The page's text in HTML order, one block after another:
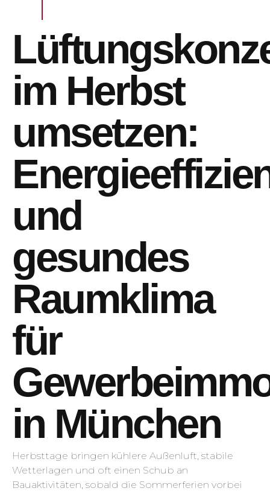
im Herbst
umsetzen:
und
gesundes
Raumklima
für
in München
Herbsttage bringen kühlere Außenluft, stabile
Wetterlagen und oft einen Schub an
Bauaktivitäten, sobald die Sommerferien vorbei